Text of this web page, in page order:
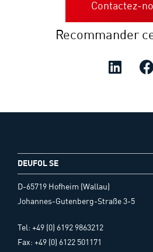
Contactez-
Recommander
DEUFOL SE
D-65719 Hofheim (Wallau)
Johannes-Gutenberg-Straße 3-5
Tel: +49 (0) 6192 9863212
Fax: +49 (0) 6122 501171